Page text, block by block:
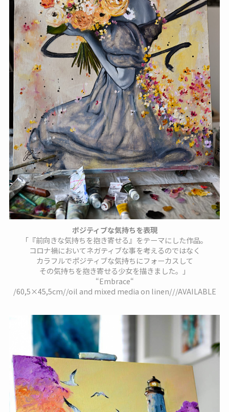
ポジティブな気持ちを表現
「『前向きな気持ちを抱き寄せる』をテーマにした作品。
コロナ禍においてネガティブな事を考えるのではなく
カラフルでポジティブな気持ちにフォーカスして
その気持ちを抱き寄せる少女を描きました。」
“Embrace“
/60,5×45,5cm//oil and mixed media on linen///AVAILABLE